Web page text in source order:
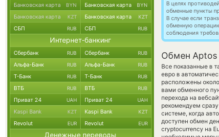
В целях
обменные пункты
В случае если
обменную
соблюдения
Обмен Aptos
Все показанные в
евро в
расположены
вами обменного
перехода на
рекомендуем
системе, когда
доступен обмен
cryptocurrency на
Банковская карта BYN Банковская карта BYN
Банковская карта KZT Банковская карта KZT
СБП RUB СБП RUB
Интернет-банкинг
Сбербанк RUB Сбербанк RUB
Альфа-Банк RUB Альфа-Банк RUB
Т-Банк RUB Т-Банк RUB
ВТБ RUB ВТБ RUB
Приват 24 UAH Приват 24 UAH
Kaspi Bank KZT Kaspi Bank KZT
Revolut EUR Revolut EUR
Денежные переводы